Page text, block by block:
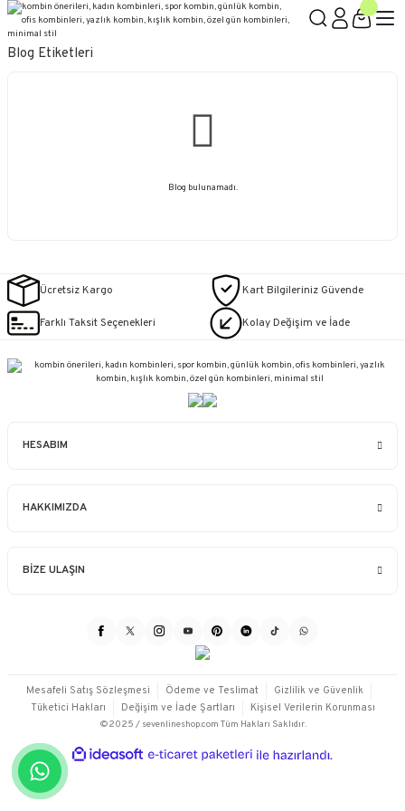
Blog Etiketleri
Blog bulunamadı.
Ücretsiz Kargo Kart Bilgileriniz Güvende
Farklı Taksit Seçenekleri Kolay Değişim ve İade
HESABIM
HAKKIMIZDA
BİZE ULAŞIN
©2025 / sevenlineshop.com Tüm Hakları Saklıdır.
Mesafeli Satış Sözleşmesi Ödeme ve Teslimat
Gizlilik ve Güvenlik
Tüketici Hakları
Değişim ve İade Şartları Kişisel Verilerin Korunması
ideasoft
e-